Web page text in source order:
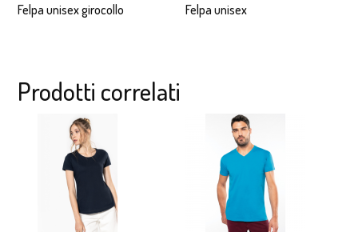
Felpa unisex girocollo Felpa unisex
Prodotti correlati